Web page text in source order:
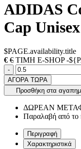
ADIDAS
Cap
$PAGE.availability.title
€ € ΤΙΜΗ E-SHOP -
Ποσότητα
-product.increase.quantity
ΑΓΟΡΑ ΤΩΡΑ
Προσθήκη στα
ΔΩΡΕΑΝ
Παραλαβή από το
Περιγραφή
Χαρακτηριστικά